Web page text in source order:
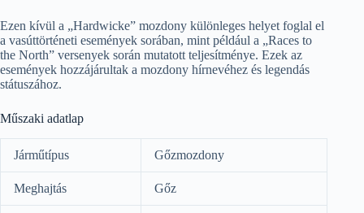
Ezen kívül a „Hardwicke” mozdony különleges helyet foglal el
a vasúttörténeti események sorában, mint például a „Races to
the North” versenyek során mutatott teljesítménye. Ezek az
események hozzájárultak a mozdony hírnevéhez és legendás
státuszához.
Műszaki adatlap
Járműtípus Gőzmozdony
Meghajtás Gőz